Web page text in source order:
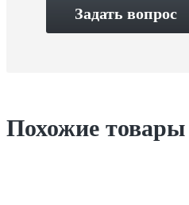
Задать вопрос
Похожие товары